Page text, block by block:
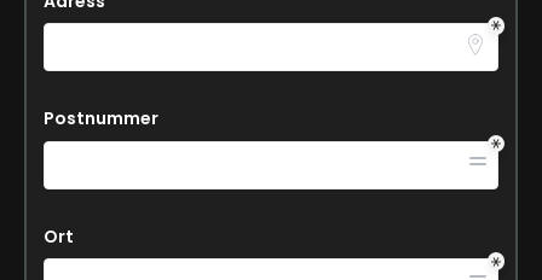
Postnummer
Ort